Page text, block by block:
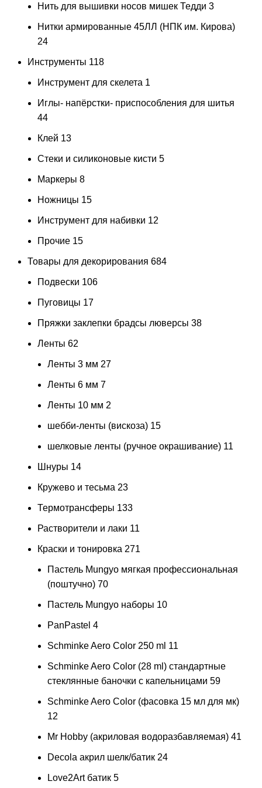
Нить для вышивки носов мишек Тедди 3
Нитки армированные 45ЛЛ (НПК им. Кирова)
24
Инструменты 118
Инструмент для скелета 1
Иглы- напёрстки- приспособления для шитья
44
Клей 13
Стеки и силиконовые кисти 5
Маркеры 8
Ножницы 15
Инструмент для набивки 12
Прочие 15
Товары для декорирования 684
Подвески 106
Пуговицы 17
Пряжки заклепки брадсы люверсы 38
Ленты 62
Ленты 3 мм 27
Ленты 6 мм 7
Ленты 10 мм 2
шебби-ленты (вискоза) 15
шелковые ленты (ручное окрашивание) 11
Шнуры 14
Кружево и тесьма 23
Термотрансферы 133
Растворители и лаки 11
Краски и тонировка 271
Пастель Mungyo мягкая профессиональная
(поштучно) 70
Пастель Mungyo наборы 10
PanPastel 4
Schminke Aero Color 250 ml 11
Schminke Aero Color (28 ml) стандартные
стеклянные баночки с капельницами 59
Schminke Aero Color (фасовка 15 мл для мк)
12
Mr Hobby (акриловая водоразбавляемая) 41
Decola акрил шелк/батик 24
Love2Art батик 5